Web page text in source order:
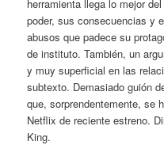
herramienta llega lo mejor
poder, sus consecuencias y
abusos que padece su
de instituto. También, un
y muy superficial en las
subtexto. Demasiado guión
que, sorprendentemente, se
Netflix de reciente estreno.
King.